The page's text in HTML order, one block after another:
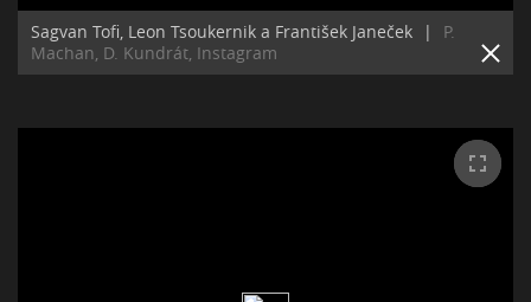
Sagvan Tofi, Leon Tsoukernik a František Janeček |
P.
Machan, D. Kundrát, Instagram